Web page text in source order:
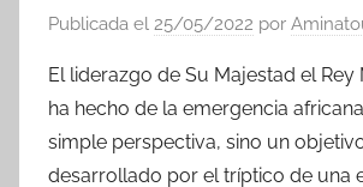
Publicada el 25/05/2022 por
El liderazgo de Su Majestad el Rey
ha hecho de la emergencia
simple perspectiva, sino un
desarrollado por el tríptico de una